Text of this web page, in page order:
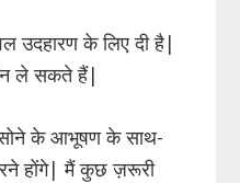
उदहारण के लिए दी है|
ले सकते हैं|
के आभूषण के साथ-
होंगे| मैं कुछ ज़रूरी